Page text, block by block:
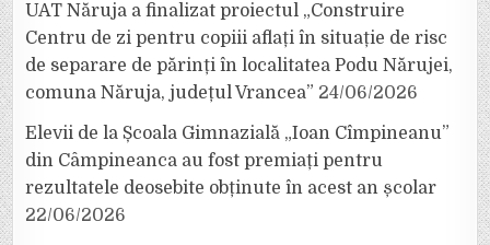
UAT Năruja a finalizat proiectul „Construire
Centru de zi pentru copiii aflați în situație de risc
de separare de părinți în localitatea Podu Nărujei,
comuna Năruja, județul Vrancea” 24/06/2026
Elevii de la Școala Gimnazială „Ioan Cîmpineanu”
din Câmpineanca au fost premiați pentru
rezultatele deosebite obținute în acest an școlar
22/06/2026